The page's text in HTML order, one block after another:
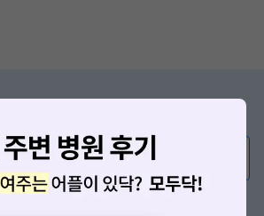
, 궁금한 점이 있나요?
세요
담 서비스에 다양한 게시글 보러가기